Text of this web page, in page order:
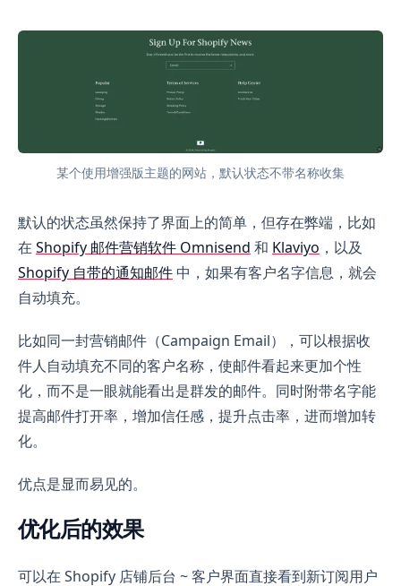
某个使用增强版主题的网站，默认状态不带名称收集
默认的状态虽然保持了界面上的简单，但存在弊端，比如
在 Shopify 邮件营销软件 Omnisend 和 Klaviyo ，以及
Shopify 自带的通知邮件 中，如果有客户名字信息，就会
自动填充。
比如同一封营销邮件（Campaign Email），可以根据收
件人自动填充不同的客户名称，使邮件看起来更加个性
化，而不是一眼就能看出是群发的邮件。同时附带名字能
提高邮件打开率，增加信任感，提升点击率，进而增加转
化。
优点是显而易见的。
优化后的效果
可以在 Shopify 店铺后台 ~ 客户界面直接看到新订阅用户